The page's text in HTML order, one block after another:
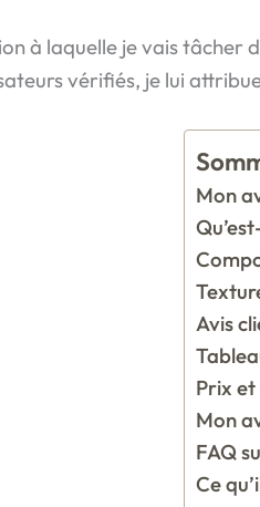
à laquelle je vais
vérifiés, je lui
Mon
Avis
Prix
Mon
FAQ
Ce